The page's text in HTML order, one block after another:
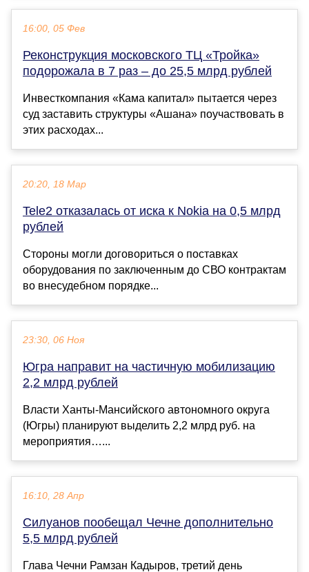
16:00, 05 Фев
Реконструкция московского ТЦ «Тройка»
подорожала в 7 раз – до 25,5 млрд рублей
Инвесткомпания «Кама капитал» пытается через
суд заставить структуры «Ашана» поучаствовать в
этих расходах...
20:20, 18 Мар
Tele2 отказалась от иска к Nokia на 0,5 млрд
рублей
Стороны могли договориться о поставках
оборудования по заключенным до СВО контрактам
во внесудебном порядке...
23:30, 06 Ноя
Югра направит на частичную мобилизацию
2,2 млрд рублей
Власти Ханты-Мансийского автономного округа
(Югры) планируют выделить 2,2 млрд руб. на
мероприятия…...
16:10, 28 Апр
Силуанов пообещал Чечне дополнительно
5,5 млрд рублей
Глава Чечни Рамзан Кадыров, третий день